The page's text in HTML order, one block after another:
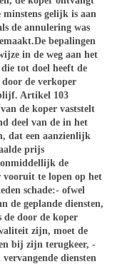
minstens gelijk is aan
de annulering was
bepalingen
in de weg aan het
tot doel heeft de
de verkoper
Artikel 103
de koper vaststelt
deel van de in het
dat een aanzienlijk
prijs
de
vooruit te lopen op het
schade:- ofwel
de geplande diensten,
de door de koper
zijn, moet de
bij zijn terugkeer, -
diensten